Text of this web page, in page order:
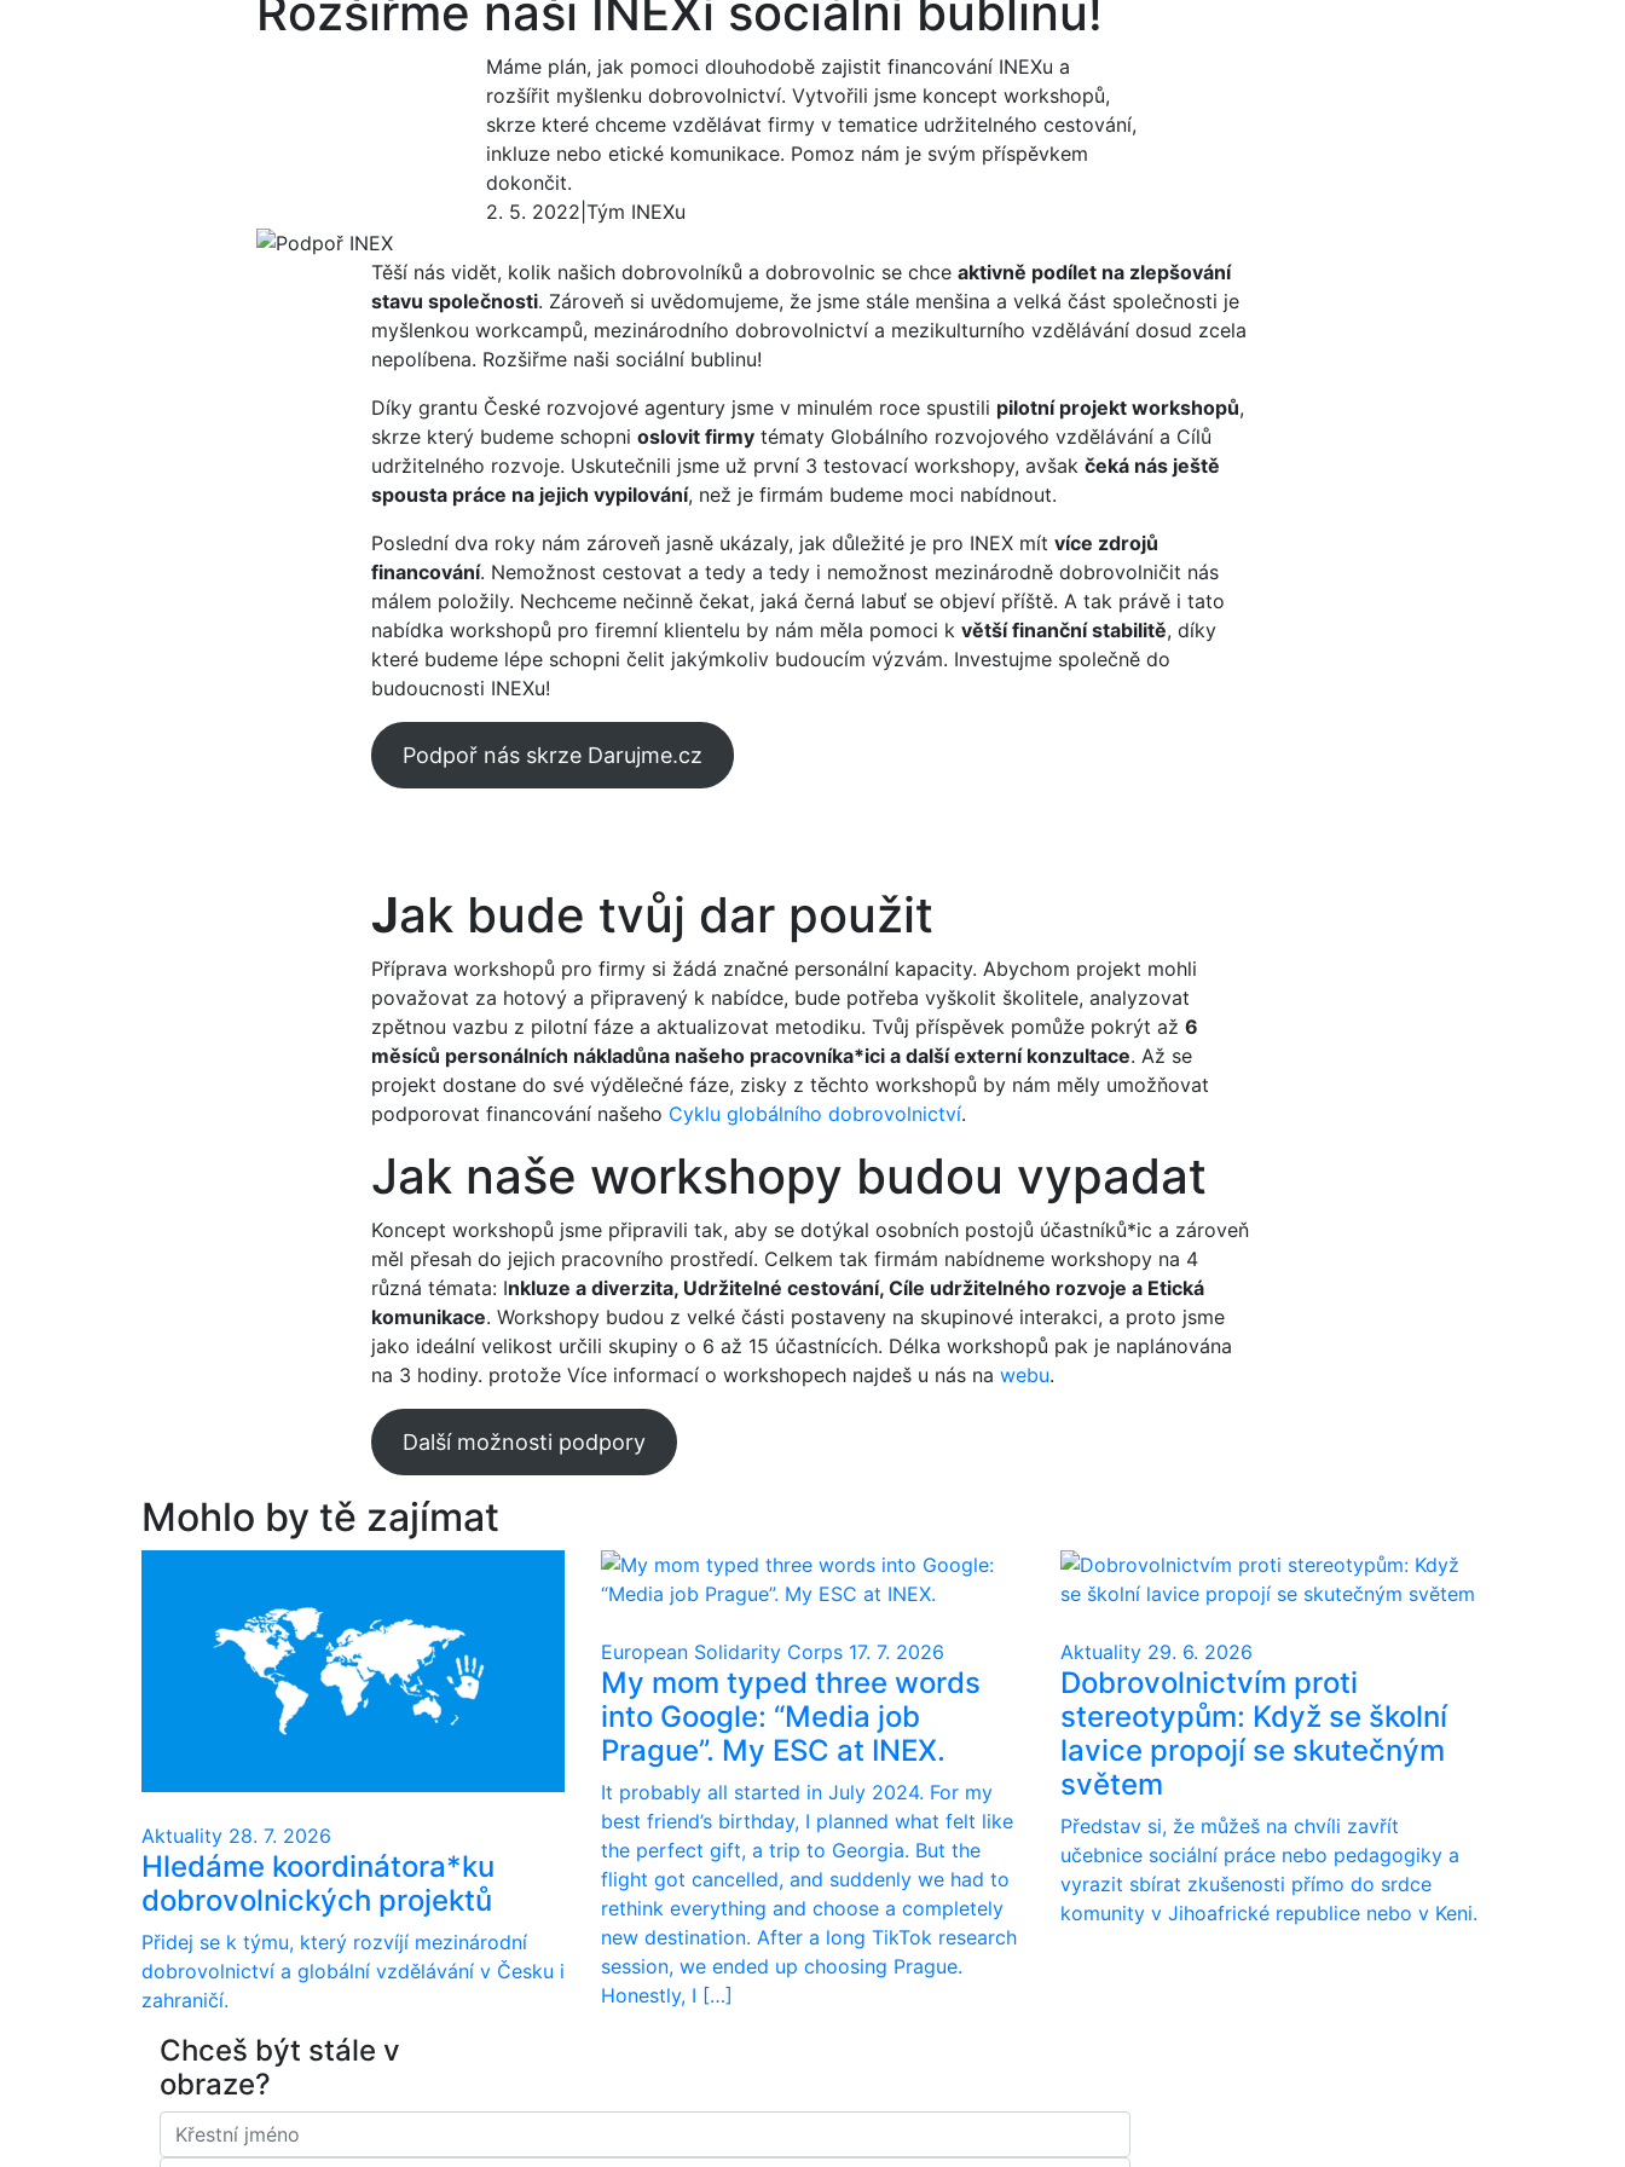
Rozšiřme naši INEXí sociální bublinu!
Máme plán, jak pomoci dlouhodobě zajistit financování INEXu a
rozšířit myšlenku dobrovolnictví. Vytvořili jsme koncept workshopů,
skrze které chceme vzdělávat firmy v tematice udržitelného cestování,
inkluze nebo etické komunikace. Pomoz nám je svým příspěvkem
dokončit.
2. 5. 2022 Tým INEXu
Těší nás vidět, kolik našich dobrovolníků a dobrovolnic se chce aktivně podílet na zlepšování
stavu společnosti. Zároveň si uvědomujeme, že jsme stále menšina a velká část společnosti je
myšlenkou workcampů, mezinárodního dobrovolnictví a mezikulturního vzdělávání dosud zcela
nepolíbena. Rozšiřme naši sociální bublinu!
Díky grantu České rozvojové agentury jsme v minulém roce spustili pilotní projekt workshopů,
skrze který budeme schopni oslovit firmy tématy Globálního rozvojového vzdělávání a Cílů
udržitelného rozvoje. Uskutečnili jsme už první 3 testovací workshopy, avšak čeká nás ještě
spousta práce na jejich vypilování, než je firmám budeme moci nabídnout.
Poslední dva roky nám zároveň jasně ukázaly, jak důležité je pro INEX mít více zdrojů
financování. Nemožnost cestovat a tedy a tedy i nemožnost mezinárodně dobrovolničit nás
málem položily. Nechceme nečinně čekat, jaká černá labuť se objeví příště. A tak právě i tato
nabídka workshopů pro firemní klientelu by nám měla pomoci k větší finanční stabilitě, díky
které budeme lépe schopni čelit jakýmkoliv budoucím výzvám. Investujme společně do
budoucnosti INEXu!
Podpoř nás skrze Darujme.cz
Jak bude tvůj dar použit
Příprava workshopů pro firmy si žádá značné personální kapacity. Abychom projekt mohli
považovat za hotový a připravený k nabídce, bude potřeba vyškolit školitele, analyzovat
zpětnou vazbu z pilotní fáze a aktualizovat metodiku. Tvůj příspěvek pomůže pokrýt až 6
měsíců personálních nákladůna našeho pracovníka*ici a další externí konzultace. Až se
projekt dostane do své výdělečné fáze, zisky z těchto workshopů by nám měly umožňovat
podporovat financování našeho Cyklu globálního dobrovolnictví.
Jak naše workshopy budou vypadat
Koncept workshopů jsme připravili tak, aby se dotýkal osobních postojů účastníků*ic a zároveň
měl přesah do jejich pracovního prostředí. Celkem tak firmám nabídneme workshopy na 4
různá témata: Inkluze a diverzita, Udržitelné cestování, Cíle udržitelného rozvoje a Etická
komunikace. Workshopy budou z velké části postaveny na skupinové interakci, a proto jsme
jako ideální velikost určili skupiny o 6 až 15 účastnících. Délka workshopů pak je naplánována
na 3 hodiny. protože Více informací o workshopech najdeš u nás na webu.
Další možnosti podpory
Mohlo by tě zajímat
Aktuality 28. 7. 2026
Hledáme koordinátora*ku
dobrovolnických projektů
Přidej se k týmu, který rozvíjí mezinárodní
dobrovolnictví a globální vzdělávání v Česku i
zahraničí.
European Solidarity Corps 17. 7. 2026
My mom typed three words
into Google: “Media job
Prague”. My ESC at INEX.
It probably all started in July 2024. For my
best friend’s birthday, I planned what felt like
the perfect gift, a trip to Georgia. But the
flight got cancelled, and suddenly we had to
rethink everything and choose a completely
new destination. After a long TikTok research
session, we ended up choosing Prague.
Honestly, I […]
Aktuality 29. 6. 2026
Dobrovolnictvím proti
stereotypům: Když se školní
lavice propojí se skutečným
světem
Představ si, že můžeš na chvíli zavřít
učebnice sociální práce nebo pedagogiky a
vyrazit sbírat zkušenosti přímo do srdce
komunity v Jihoafrické republice nebo v Keni.
Chceš být stále v
obraze?